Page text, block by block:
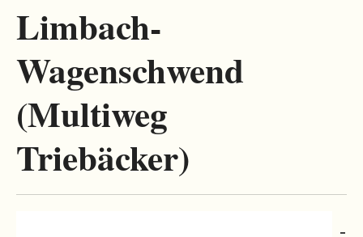
Limbach-
Wagenschwend
(Multiweg
Triebäcker)